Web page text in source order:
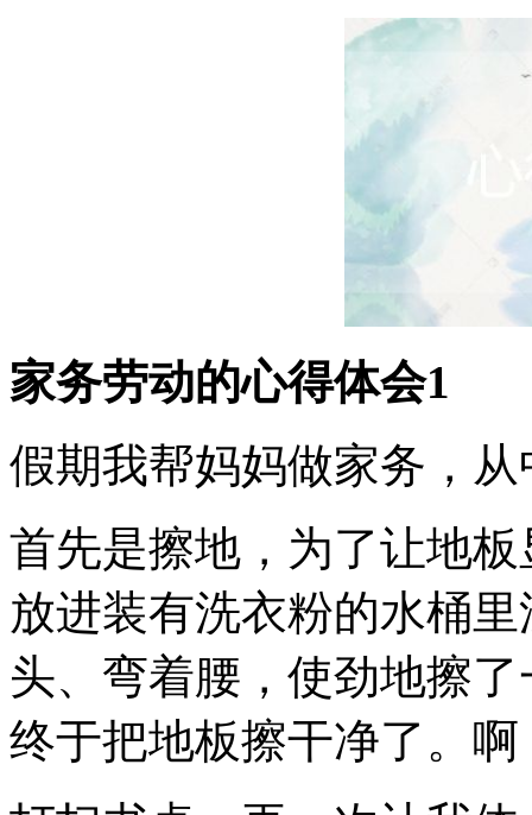
家务劳动的心得体会1
假期我帮妈妈做家务，
首先是擦地，为了让地
放进装有洗衣粉的水桶
头、弯着腰，使劲地擦
终于把地板擦干净了。